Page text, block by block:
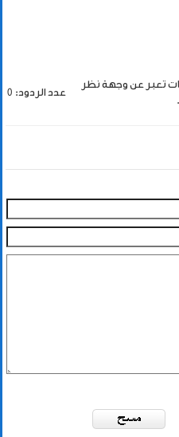
تعبر عن وجهة نظر
عدد الردود: 0